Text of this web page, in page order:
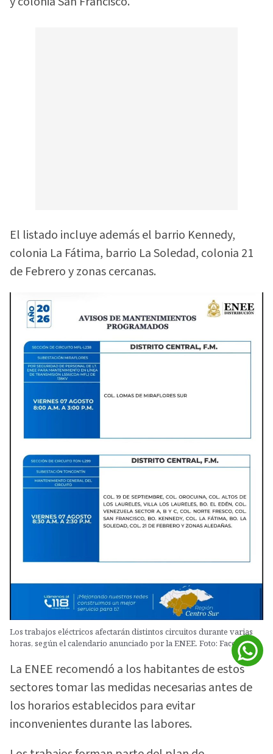
El listado incluye además el barrio Kennedy,
colonia La Fátima, barrio La Soledad, colonia 21
de Febrero y zonas cercanas.
Los trabajos eléctricos afectarán distintos circuitos durante varias
horas, según el calendario anunciado por la ENEE. Foto: Facebook
La ENEE recomendó a los habitantes de estos
sectores tomar las medidas necesarias antes de
los horarios establecidos para evitar
inconvenientes durante las labores.